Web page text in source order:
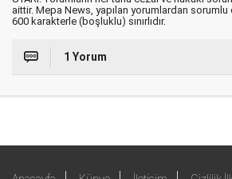
aittir. Mepa News, yapılan yorumlardan
600 karakterle (boşluklu) sınırlıdır.
1 Yorum